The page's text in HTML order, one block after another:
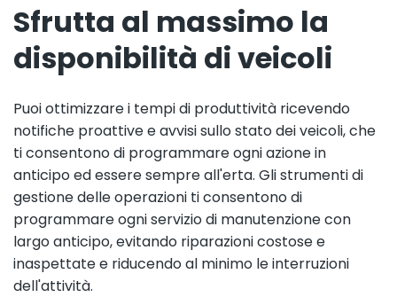
Sfrutta al massimo la
disponibilità di veicoli
Puoi ottimizzare i tempi di produttività ricevendo
notifiche proattive e avvisi sullo stato dei veicoli, che
ti consentono di programmare ogni azione in
anticipo ed essere sempre all'erta. Gli strumenti di
gestione delle operazioni ti consentono di
programmare ogni servizio di manutenzione con
largo anticipo, evitando riparazioni costose e
inaspettate e riducendo al minimo le interruzioni
dell'attività.